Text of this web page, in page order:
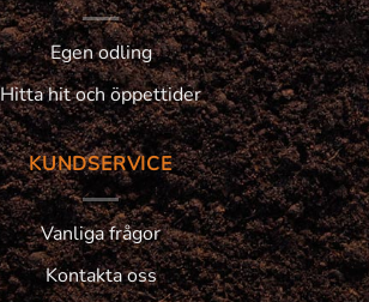
Egen odling
Hitta hit och öppettider
KUNDSERVICE
Vanliga frågor
Kontakta oss